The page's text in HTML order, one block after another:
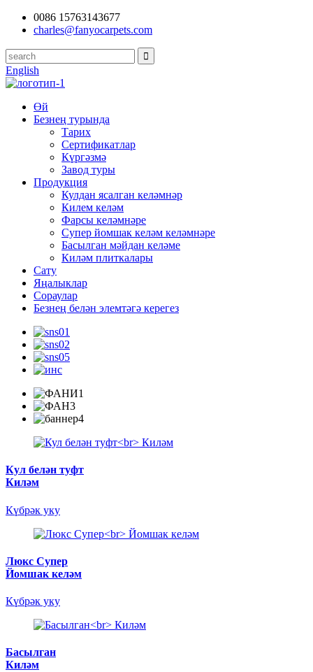
0086 15763143677
charles@fanyocarpets.com
English
Өй
Безнең турында
Тарих
Сертификатлар
Күргәзмә
Завод туры
Продукция
Кулдан ясалган келәмнәр
Килем келәм
Фарсы келәмнәре
Супер йомшак келәм келәмнәре
Басылган мәйдан келәме
Киләм плиткалары
Сату
Яңалыклар
Сораулар
Безнең белән элемтәгә керегез
Кул белән туфт
Киләм
Күбрәк уку
Люкс Супер
Йомшак келәм
Күбрәк уку
Басылган
Киләм